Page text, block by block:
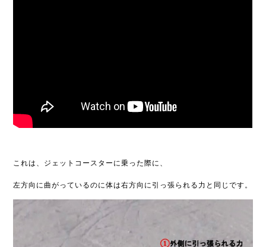
これは、ジェットコースターに乗った際に、
左方向に曲がっているのに体は右方向に引っ張られる力と同じです。